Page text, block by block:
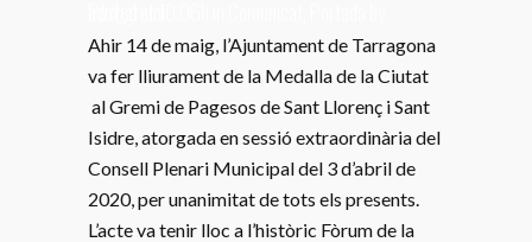
Ahir 14 de maig, l’Ajuntament de Tarragona
va fer lliurament de la Medalla de la Ciutat
al Gremi de Pagesos de Sant Llorenç i Sant
Isidre, atorgada en sessió extraordinària del
Consell Plenari Municipal del 3 d’abril de
2020, per unanimitat de tots els presents.
L’acte va tenir lloc a l’històric Fòrum de la